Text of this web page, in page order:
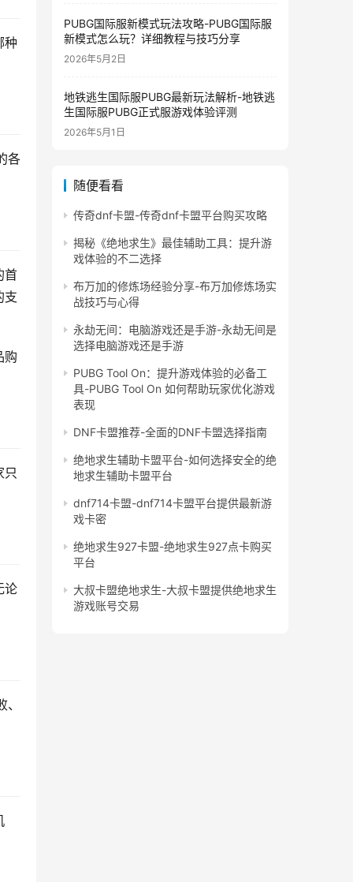
种
各
首
支
购
只
论
PUBG国际服新模式玩法攻略-PUBG国际服
新模式怎么玩？详细教程与技巧分享
2026年5月2日
地铁逃生国际服PUBG最新玩法解析-地铁逃
生国际服PUBG正式服游戏体验评测
2026年5月1日
随便看看
传奇dnf卡盟-传奇dnf卡盟平台购买攻略
揭秘《绝地求生》最佳辅助工具：提升游
戏体验的不二选择
布万加的修炼场经验分享-布万加修炼场实
战技巧与心得
永劫无间：电脑游戏还是手游-永劫无间是
选择电脑游戏还是手游
PUBG Tool On：提升游戏体验的必备工
具-PUBG Tool On 如何帮助玩家优化游戏
表现
DNF卡盟推荐-全面的DNF卡盟选择指南
绝地求生辅助卡盟平台-如何选择安全的绝
地求生辅助卡盟平台
dnf714卡盟-dnf714卡盟平台提供最新游
戏卡密
绝地求生927卡盟-绝地求生927点卡购买
平台
大叔卡盟绝地求生-大叔卡盟提供绝地求生
游戏账号交易